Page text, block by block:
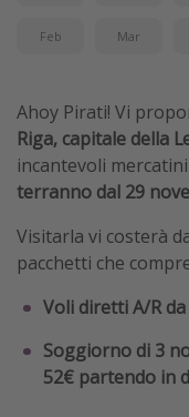
Feb Mar
Ahoy Pirati! Vi
Riga, capitale della
incantevoli
terranno dal 29
Visitarla vi costerà
pacchetti che
Voli diretti A/R
Soggiorno di 3
52€ partendo in